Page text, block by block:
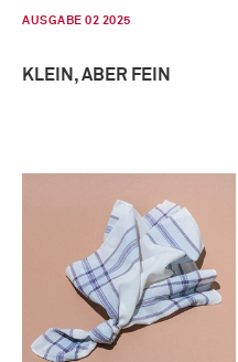
AUSGABE 02 2025
KLEIN, ABER FEIN